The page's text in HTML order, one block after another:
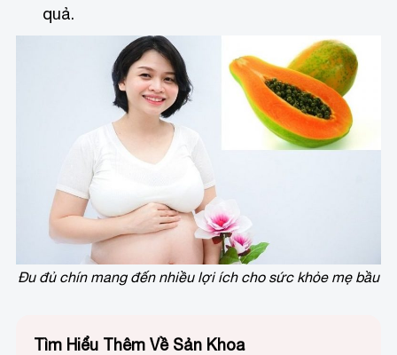
quả.
Đu đủ chín mang đến nhiều lợi ích cho sức khỏe mẹ bầu
Tìm Hiểu Thêm Về Sản Khoa